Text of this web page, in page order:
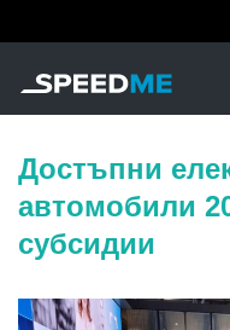
Достъпни
автомобили
субсидии